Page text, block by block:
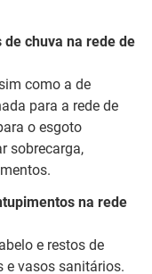
de chuva na rede de
como a de
para a rede de
o esgoto
sobrecarga,
na rede
e restos de
e vasos sanitários.